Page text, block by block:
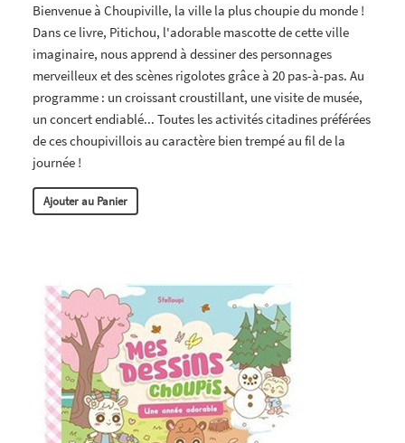
Bienvenue à Choupiville, la ville la plus choupie du monde !
Dans ce livre, Pitichou, l'adorable mascotte de cette ville
imaginaire, nous apprend à dessiner des personnages
merveilleux et des scènes rigolotes grâce à 20 pas-à-pas. Au
programme : un croissant croustillant, une visite de musée,
un concert endiablé... Toutes les activités citadines préférées
de ces choupivillois au caractère bien trempé au fil de la
journée !
Ajouter au Panier